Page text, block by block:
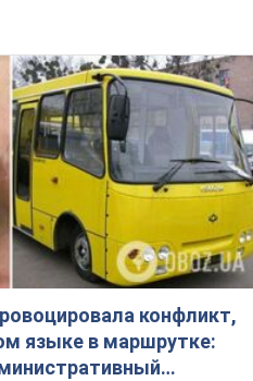
конфликт,
языке в маршрутке: